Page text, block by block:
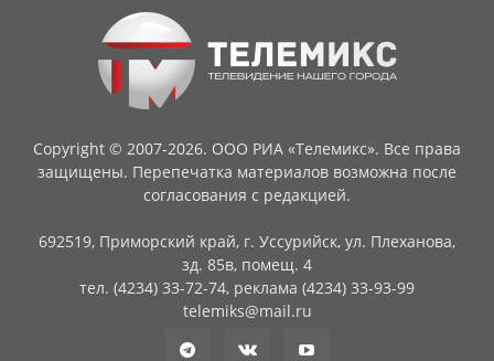
Copyright © 2007-2026. ООО РИА «Телемикс». Все права
защищены. Перепечатка материалов возможна после
согласования с редакцией.
692519, Приморский край, г. Уссурийск, ул. Плеханова,
зд. 85в, помещ. 4
тел. (4234) 33-72-74, реклама (4234) 33-93-99
telemiks@mail.ru